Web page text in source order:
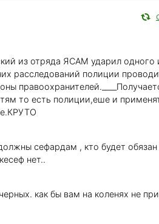
из отряда ЯСАМ ударил одного
расследований полиции
то есть полиции,еше и
сефардам , кто будет
нет..
как бы вам на коленях не